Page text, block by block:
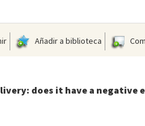
Añadir a biblioteca
does it have a negative